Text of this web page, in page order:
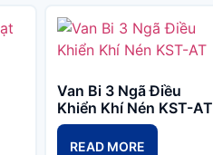
Van Bi 3 Ngã Điều
Khiển Khí Nén KST-AT
READ MORE